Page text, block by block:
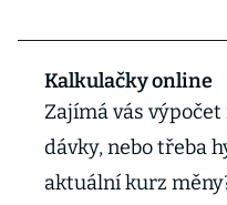
Kalkulačky online
Zajímá vás
dávky, nebo třeba
aktuální kurz